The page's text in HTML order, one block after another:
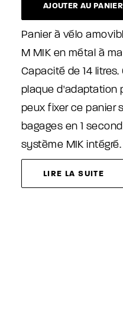
AJOUTER AU PANIER
Panier à vélo
M MIK en métal à
Capacité de 14 litres.
plaque d'adaptation
peux fixer ce panier
bagages en 1
système MIK intégré.
LIRE LA SUITE